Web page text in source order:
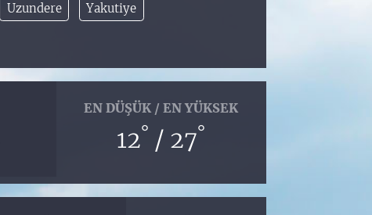
Uzundere Yakutiye
EN DÜŞÜK / EN YÜKSEK
12° / 27°